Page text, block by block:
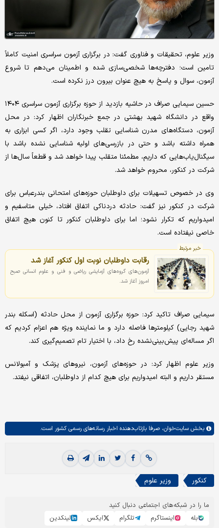
وزیر علوم، تحقیقات و فناوری گفت: در برگزاری آزمون سراسری امنیت کاملاً
تامین است؛ دفترچه‌ها شخصی‌سازی شده و اطمینان می‌دهم تا شروع
آزمون، سوال و پاسخ به هیچ عنوان بیرون درز نکرده است.
حسین سیمایی صراف در حاشیه بازدید از حوزه برگزاری آزمون سراسری ۱۴۰۴
واقع در دانشگاه شهید بهشتی در جمع خبرنگاران اظهار کرد: در محل
آزمون، دستگاه‌های مدرن شناسایی تقلب وجود دارد، اگر کسی ابزاری به
همراه داشته باشد و حتی در بازرسی‌های اولیه شناسایی نشده باشد با
سیگنال‌یاب‌هایی که داریم، مطمئنا متقلب پیدا خواهد شد و قطعاً سال‌ها از
شرکت در کنکور، محروم خواهد شد.
وی در خصوص تسهیلات برای داوطلبان حوزه‌های امتحانی بندرعباس برای
شرکت در کنکور نیز گفت: حادثه دردناکی اتفاق افتاد، خیلی متاسفیم و
امیدواریم که تکرار نشود؛ اما برای داوطلبان کنکور تا کنون هیچ اتفاق
خاصی نیفتاده است.
خبر مرتبط
رقابت داوطلبان نوبت اول کنکور آغاز شد
آزمون‌های گروه‌های آزمایشی ریاضی و فنی و علوم انسانی صبح
امروز آغاز شد.
سیمایی صراف تاکید کرد: حوزه برگزاری آزمون از محل حادثه (اسکله بندر
شهید رجایی) کیلومترها فاصله دارد و ما نماینده ویژه هم اعزام کردیم که
اگر مساله‌ای پیش‌بینی‌نشده رخ داد، با اختیار تام تصمیم‌گیری کند.
وزیر علوم اظهار کرد: در حوزه‌های آزمون، نیروهای پزشک و آمبولانس
مستقر داریم و البته امیدواریم برای هیچ کدام از داوطلبان، اتفاقی نیفتد.
بخش سایت‌خوان، صرفا بازتاب‌دهنده اخبار رسانه‌های رسمی کشور است.
کنکور وزیر علوم
ما را در شبکه‌های اجتماعی دنبال کنید
بله
اینستاگرم تلگرام ایکس لینکدین